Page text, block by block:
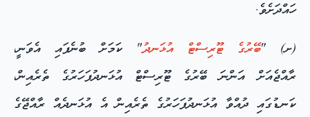
ހައްދަށެވެ.
(ށ) "ބޭރުގެ ޓޫރިސްޓް އުޅަނދު" ކަމަށް ބުނެފައި އެވަނީ،
ރާއްޖެއަށް އަންނަ ބޭރުގެ ޓޫރިސްޓް އުޅަނދުފަހަރުގެ ތެރެއިން،
ކަނޑުގައި ދުއްވާ އުޅަނދުފަހަރުގެ ތެރެއިން އެ އުޅަނދެއް ރާއްޖޭގެ